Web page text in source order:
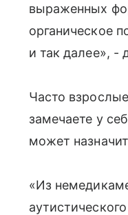
выраженных
органическое
и так далее», -
Часто
замечаете у
может
«Из